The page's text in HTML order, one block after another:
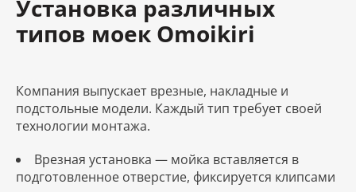
Установка различных
типов моек Omoikiri
Компания выпускает врезные, накладные и
подстольные модели. Каждый тип требует своей
технологии монтажа.
Врезная установка — мойка вставляется в
подготовленное отверстие, фиксируется клипсами